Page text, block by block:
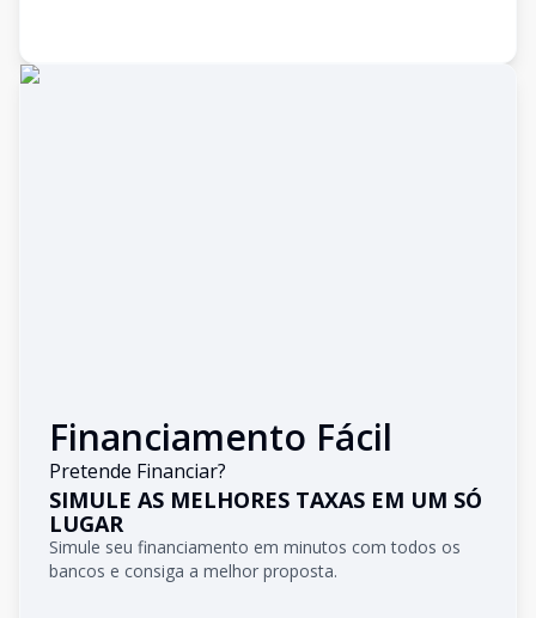
Financiamento Fácil
Pretende Financiar?
SIMULE AS MELHORES TAXAS EM UM SÓ
LUGAR
Simule seu financiamento em minutos com todos os
bancos e consiga a melhor proposta.